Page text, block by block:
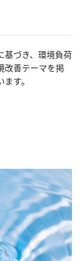
基づき、環境負荷
改善テーマを掲
す。